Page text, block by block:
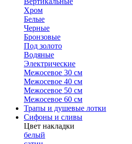
Хром
Белые
Черные
Бронзовые
Под золото
Водяные
Электрические
Межосевое 30 см
Межосевое 40 см
Межосевое 50 см
Межосевое 60 см
Трапы и душевые лотки
Сифоны и сливы
Цвет накладки
белый